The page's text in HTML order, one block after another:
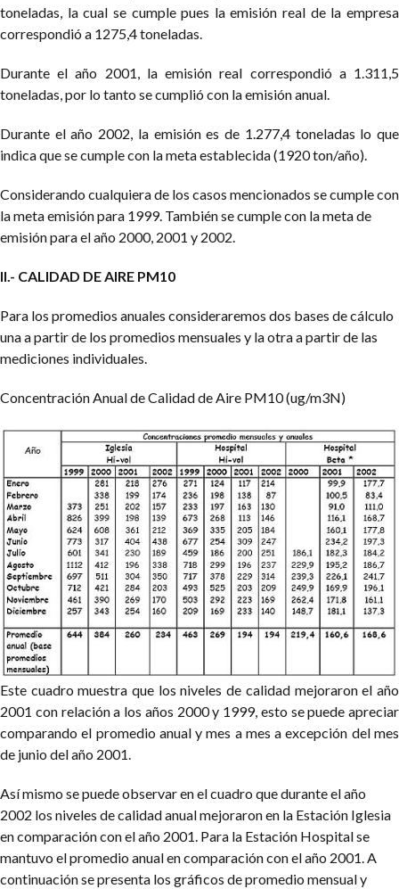
toneladas, la cual se cumple pues la emisión real de la empresa
correspondió a 1275,4 toneladas.
Durante el año 2001, la emisión real correspondió a 1.311,5
toneladas, por lo tanto se cumplió con la emisión anual.
Durante el año 2002, la emisión es de 1.277,4 toneladas lo que
indica que se cumple con la meta establecida (1920 ton/año).
Considerando cualquiera de los casos mencionados se cumple con
la meta emisión para 1999. También se cumple con la meta de
emisión para el año 2000, 2001 y 2002.
II.- CALIDAD DE AIRE PM10
Para los promedios anuales consideraremos dos bases de cálculo
una a partir de los promedios mensuales y la otra a partir de las
mediciones individuales.
Concentración Anual de Calidad de Aire PM10 (ug/m3N)
Este cuadro muestra que los niveles de calidad mejoraron el año
2001 con relación a los años 2000 y 1999, esto se puede apreciar
comparando el promedio anual y mes a mes a excepción del mes
de junio del año 2001.
Así mismo se puede observar en el cuadro que durante el año
2002 los niveles de calidad anual mejoraron en la Estación Iglesia
en comparación con el año 2001. Para la Estación Hospital se
mantuvo el promedio anual en comparación con el año 2001. A
continuación se presenta los gráficos de promedio mensual y